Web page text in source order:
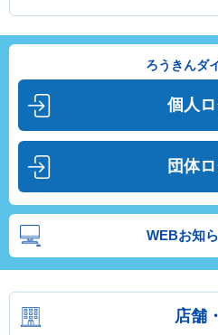
ろうきんダ
個人
団体
WEBお知
店舗